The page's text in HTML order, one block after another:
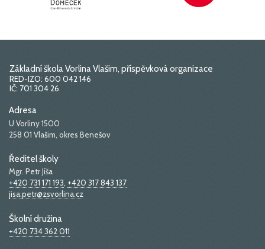
Základní škola Vorlina Vlašim, příspěvková organizace
RED-IZO: 600 042 146
IČ: 701 304 26
Adresa
U Vorliny 1500
258 01 Vlašim, okres Benešov
Ředitel školy
Mgr. Petr Jíša
+420 731 171 193 +420 317 843 137
jisa.petr@zsvorlina.cz
Školní družina
+420 734 362 011